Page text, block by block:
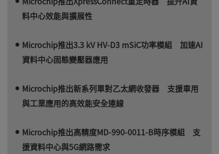
料中心效能與擴展性
Microchip推出3.3 kV HV-D3 mSiC功率模組 加速AI
資料中心固態變壓器應用
Microchip推出新系列單對乙太網收發器 支援車用
與工業應用的高效能安全連線
Microchip推出高精度MD-990-0011-B時序模組 支
援資料中心與5G網路需求